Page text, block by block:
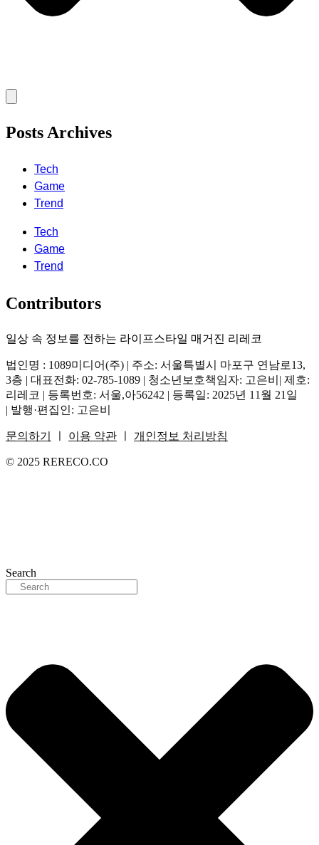
Posts Archives
Tech
Game
Trend
Tech
Game
Trend
Contributors
일상 속 정보를 전하는 라이프스타일 매거진 리레코
법인명 : 1089미디어(주) | 주소: 서울특별시 마포구 연남로13,
3층 | 대표전화: 02-785-1089 | 청소년보호책임자: 고은비| 제호:
리레코 | 등록번호: 서울,아56242 | 등록일: 2025년 11월 21일
| 발행·편집인: 고은비
문의하기 이용 약관 개인정보 처리방침
© 2025 RERECO.CO
Search